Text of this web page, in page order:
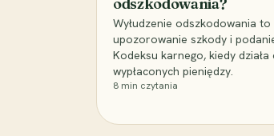
odszkodowania?
Wyłudzenie odszkodowania
upozorowanie szkody i
Kodeksu karnego, kiedy
wypłaconych pieniędzy.
8 min czytania